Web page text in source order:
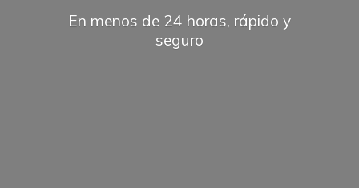
En menos de 24 horas, rápido y
seguro